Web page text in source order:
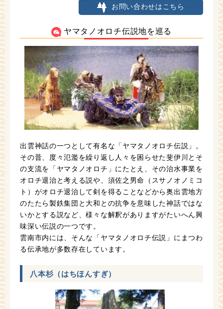
お問い合わせはこちら
ヤマタノオロチ伝説地を巡る
出雲神話の一つとして有名な「ヤマタノオロチ伝説」。
その昔、度々氾濫を繰り返し人々を困らせた斐伊川とそ
の支流を「ヤマタノオロチ」にたとえ、その治水事業を
オロチ退治と考える説や、須佐之男命（スサノオノミコ
ト）がオロチ退治して剣を得ることなどから奥出雲地方
のたたら製鉄集団と大和との抗争を意味した神話ではな
いかとする説など、様々な解釈がありますがたいへん興
味深い伝説の一つです。
雲南市内には、そんな「ヤマタノオロチ伝説」にまつわ
る伝承地が多数存在しています。
八本杉（はちほんすぎ）